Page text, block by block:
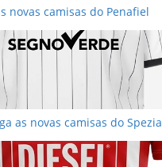
novas camisas do Penafiel
as novas camisas do Spezia